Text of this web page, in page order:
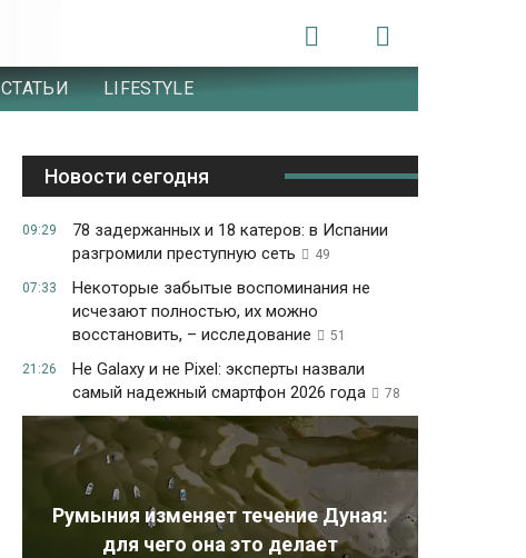
СТАТЬИ LIFESTYLE
Новости сегодня
09:29
78 задержанных и 18 катеров: в Испании
разгромили преступную сеть
49
07:33
Некоторые забытые воспоминания не
исчезают полностью, их можно
восстановить, – исследование
51
21:26
Не Galaxy и не Pixel: эксперты назвали
самый надежный смартфон 2026 года
78
Румыния изменяет течение Дуная:
для чего она это делает